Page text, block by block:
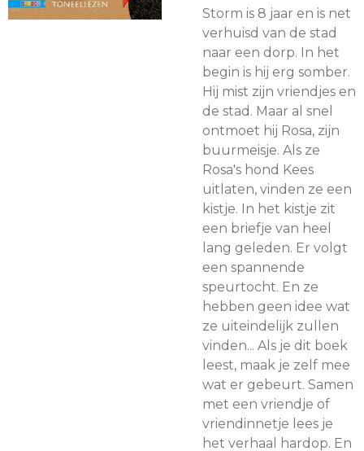
Storm is 8 jaar en is net
verhuisd van de stad
naar een dorp. In het
begin is hij erg somber.
Hij mist zijn vriendjes en
de stad. Maar al snel
ontmoet hij Rosa, zijn
buurmeisje. Als ze
Rosa's hond Kees
uitlaten, vinden ze een
kistje. In het kistje zit
een briefje van heel
lang geleden. Er volgt
een spannende
speurtocht. En ze
hebben geen idee wat
ze uiteindelijk zullen
vinden... Als je dit boek
leest, maak je zelf mee
wat er gebeurt. Samen
met een vriendje of
vriendinnetje lees je
het verhaal hardop. En